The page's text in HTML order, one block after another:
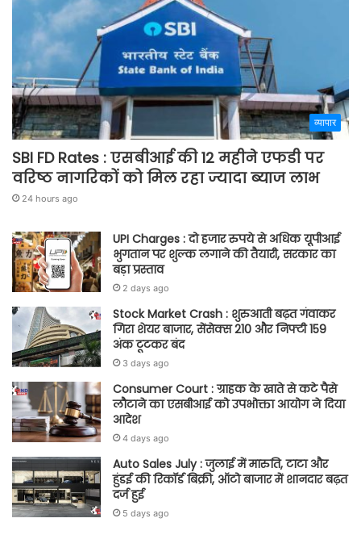
व्यापार
SBI FD Rates : एसबीआई की 12 महीने एफडी पर
वरिष्ठ नागरिकों को मिल रहा ज्यादा ब्याज लाभ
24 hours ago
UPI Charges : दो हजार रुपये से अधिक यूपीआई
भुगतान पर शुल्क लगाने की तैयारी, सरकार का
बड़ा प्रस्ताव
2 days ago
Stock Market Crash : शुरुआती बढ़त गंवाकर
गिरा शेयर बाजार, सेंसेक्स 210 और निफ्टी 159
अंक टूटकर बंद
3 days ago
Consumer Court : ग्राहक के खाते से कटे पैसे
लौटाने का एसबीआई को उपभोक्ता आयोग ने दिया
आदेश
4 days ago
Auto Sales July : जुलाई में मारुति, टाटा और
हुंडई की रिकॉर्ड बिक्री, ऑटो बाजार में शानदार बढ़त
दर्ज हुई
5 days ago